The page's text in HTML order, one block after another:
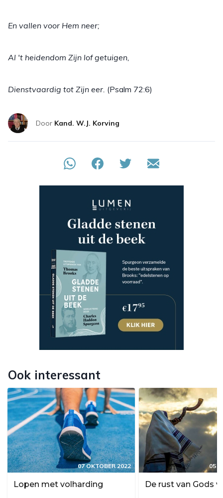
En vallen voor Hem neer;
Al 't heidendom Zijn lof getuigen,
Dienstvaardig tot Zijn eer. (Psalm 72:6)
Door Kand. W.J. Korving
Ook interessant
07 OKTOBER 2022
Lopen met volharding
05
De rust van Gods